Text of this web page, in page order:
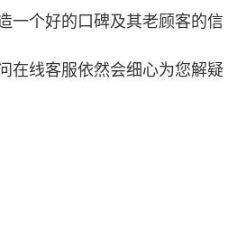
一个好的口碑及其老顾客的信
在线客服依然会细心为您解疑